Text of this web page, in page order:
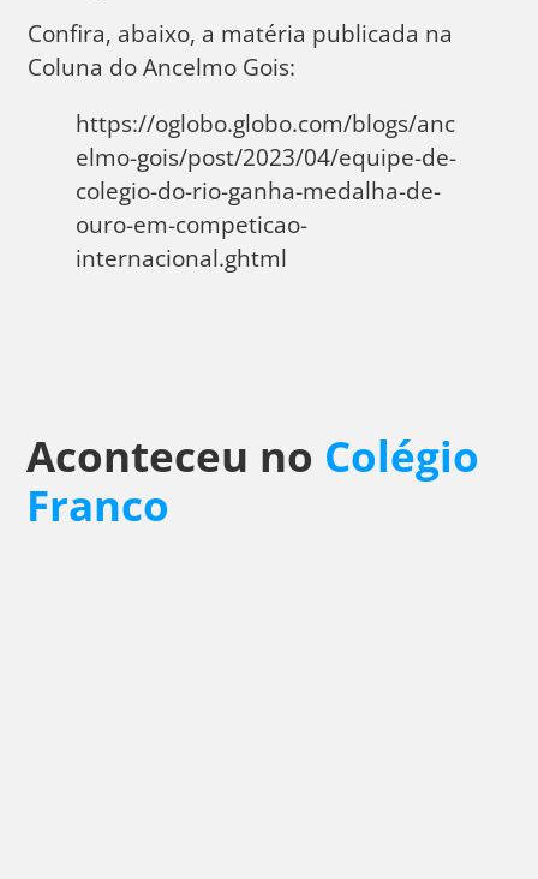
Confira, abaixo, a matéria publicada na
Coluna do Ancelmo Gois:
https://oglobo.globo.com/blogs/anc
elmo-gois/post/2023/04/equipe-de-
colegio-do-rio-ganha-medalha-de-
ouro-em-competicao-
internacional.ghtml
Aconteceu no Colégio
Franco